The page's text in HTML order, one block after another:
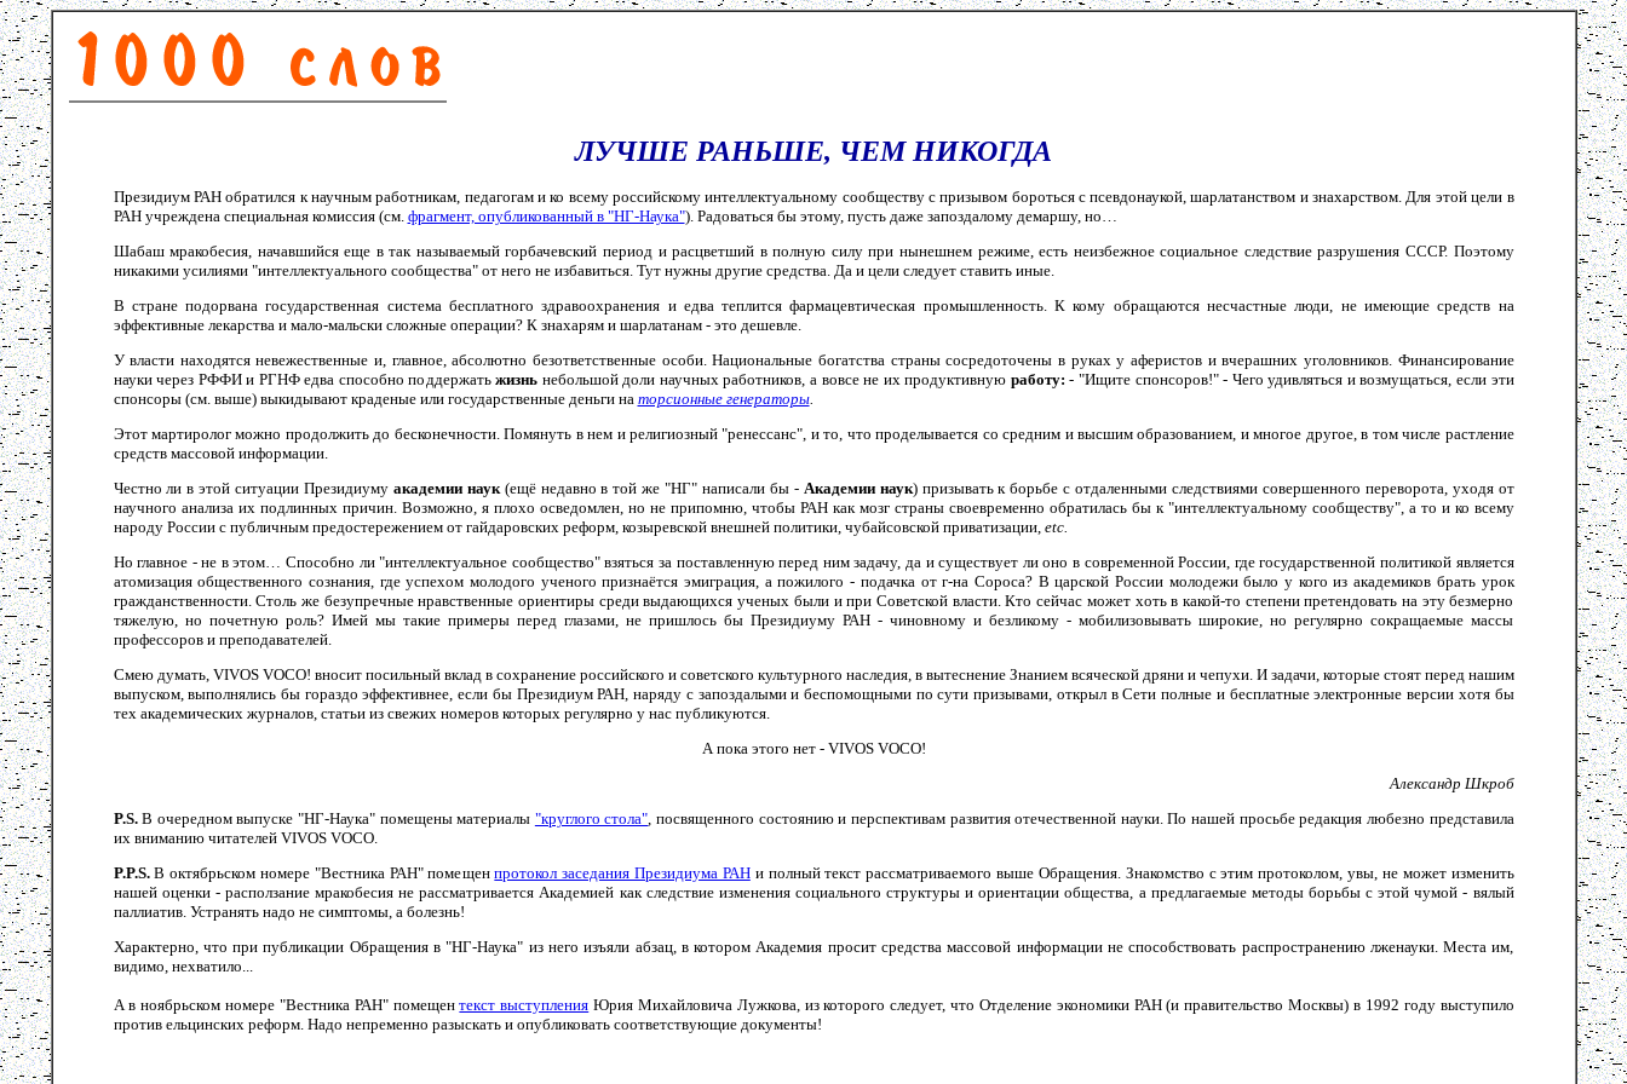
ЛУЧШЕ РАНЬШЕ, ЧЕМ НИКОГДА
Президиум РАН обратился к научным работникам, педагогам и ко всему российскому интеллектуальному сообществу с призывом бороться с псевдонаукой, шарлатанством и знахарством. Для этой цели в
РАН учреждена специальная комиссия (см. фрагмент, опубликованный в "НГ-Наука"). Радоваться бы этому, пусть даже запоздалому демаршу, но…
Шабаш мракобесия, начавшийся еще в так называемый горбачевский период и расцветший в полную силу при нынешнем режиме, есть неизбежное социальное следствие разрушения СССР. Поэтому
никакими усилиями "интеллектуального сообщества" от него не избавиться. Тут нужны другие средства. Да и цели следует ставить иные.
В стране подорвана государственная система бесплатного здравоохранения и едва теплится фармацевтическая промышленность. К кому обращаются несчастные люди, не имеющие средств на
эффективные лекарства и мало-мальски сложные операции? К знахарям и шарлатанам - это дешевле.
У власти находятся невежественные и, главное, абсолютно безответственные особи. Национальные богатства страны сосредоточены в руках у аферистов и вчерашних уголовников. Финансирование
науки через РФФИ и РГНФ едва способно поддержатьжизнь небольшой доли научных работников, а вовсе не их продуктивную работу: - "Ищите спонсоров!" - Чего удивляться и возмущаться, если эти
спонсоры (см. выше) выкидывают краденые или государственные деньги на торсионные генераторы.
Этот мартиролог можно продолжить до бесконечности. Помянуть в нем и религиозный "ренессанс", и то, что проделывается со средним и высшим образованием, и многое другое, в том числе растление
средств массовой информации.
Честно ли в этой ситуации Президиуму академии наук(ещё недавно в той же "НГ" написали бы - Академии наук) призывать к борьбе с отдаленными следствиями совершенного переворота, уходя от
научного анализа их подлинных причин. Возможно, я плохо осведомлен, но не припомню, чтобы РАН как мозг страны своевременно обратилась бы к "интеллектуальному сообществу", а то и ко всему
народу России с публичным предостережением от гайдаровских реформ, козыревской внешней политики, чубайсовской приватизации, etc.
Но главное - не в этом… Способно ли "интеллектуальное сообщество" взяться за поставленную перед ним задачу, да и существует ли оно в современной России, где государственной политикой является
атомизация общественного сознания, где успехом молодого ученого признаётся эмиграция, а пожилого - подачка от г-на Сороса? В царской России молодежи было у кого из академиков брать урок
гражданственности. Столь же безупречные нравственные ориентиры среди выдающихся ученых были и при Советской власти. Кто сейчас может хоть в какой-то степени претендовать на эту безмерно
тяжелую, но почетную роль? Имей мы такие примеры перед глазами, не пришлось бы Президиуму РАН - чиновному и безликому - мобилизовывать широкие, но регулярно сокращаемые массы
профессоров и преподавателей.
Смею думать, VIVOS VOCO! вносит посильный вклад в сохранение российского и советского культурного наследия, в вытеснение Знанием всяческой дряни и чепухи. И задачи, которые стоят перед нашим
выпуском, выполнялись бы гораздо эффективнее, если бы Президиум РАН, наряду с запоздалыми и беспомощными по сути призывами, открыл в Сети полные и бесплатные электронные версии хотя бы
тех академических журналов, статьи из свежих номеров которых регулярно у нас публикуются.
А пока этого нет - VIVOS VOCO!
Александр Шкроб
P.S.В очередном выпуске "НГ-Наука" помещены материалы "круглого стола", посвященного состоянию и перспективам развития отечественной науки. По нашей просьбе редакция любезно представила
их вниманию читателей VIVOS VOCO.
P.P.S.В октябрьском номере "Вестника РАН" помещенпротокол заседания Президиума РАНи полный текст рассматриваемого выше Обращения. Знакомство с этим протоколом, увы, не может изменить
нашей оценки - расползание мракобесия не рассматривается Академией как следствие изменения социального структуры и ориентации общества, а предлагаемые методы борьбы с этой чумой - вялый
паллиатив. Устранять надо не симптомы, а болезнь!
Характерно, что при публикации Обращения в "НГ-Наука" из него изъяли абзац, в котором Академия просит средства массовой информации не способствовать распространению лженауки. Места им,
видимо, нехватило...
А в ноябрьском номере "Вестника РАН" помещентекст выступления Юрия Михайловича Лужкова, из которого следует, что Отделение экономики РАН (и правительство Москвы) в 1992 году выступило
против ельцинских реформ. Надо непременно разыскать и опубликовать соответствующие документы!